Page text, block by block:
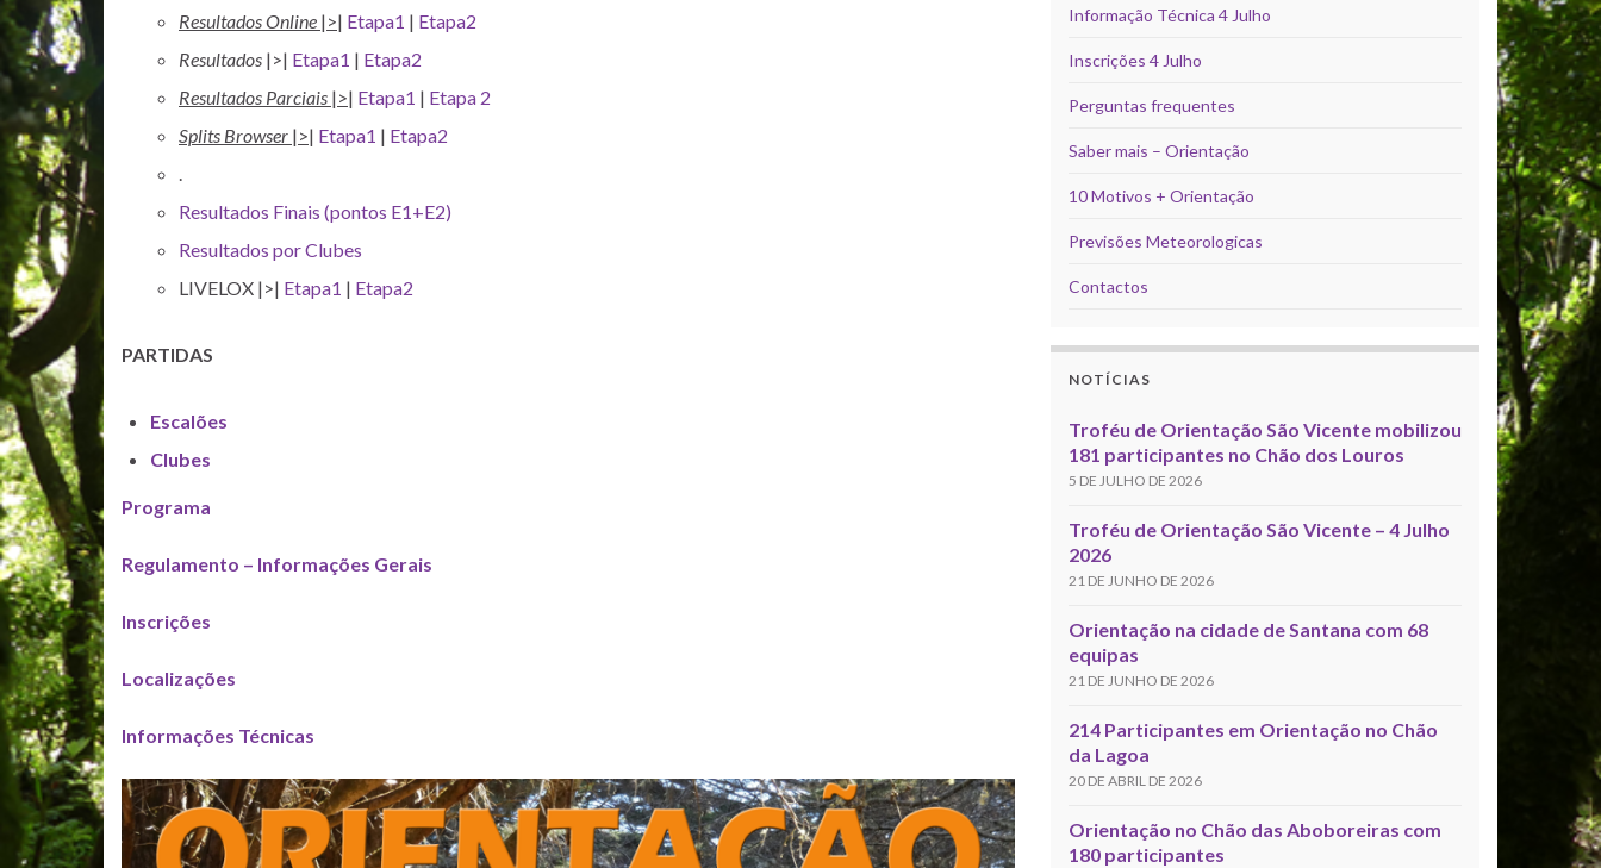
Resultados Online |>| Etapa1 | Etapa2
Resultados |>| Etapa1 | Etapa2
Resultados Parciais |>| Etapa1 | Etapa 2
Splits Browser |>| Etapa1 | Etapa2
.
Resultados Finais (pontos E1+E2)
Resultados por Clubes
LIVELOX |>| Etapa1 | Etapa2
PARTIDAS
Escalões
Clubes
Programa
Regulamento – Informações Gerais
Inscrições
Localizações
Informações Técnicas
Informação Técnica 4 Julho
Inscrições 4 Julho
Perguntas frequentes
Saber mais – Orientação
10 Motivos + Orientação
Previsões Meteorologicas
Contactos
NOTÍCIAS
Troféu de Orientação São Vicente mobilizou
181 participantes no Chão dos Louros
5 DE JULHO DE 2026
Troféu de Orientação São Vicente – 4 Julho
2026
21 DE JUNHO DE 2026
Orientação na cidade de Santana com 68
equipas
21 DE JUNHO DE 2026
214 Participantes em Orientação no Chão
da Lagoa
20 DE ABRIL DE 2026
Orientação no Chão das Aboboreiras com
180 participantes